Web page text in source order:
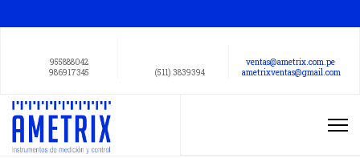
955888042
986917345
(511) 3839394
ventas@ametrix.com.pe
ametrixventas@gmail.com